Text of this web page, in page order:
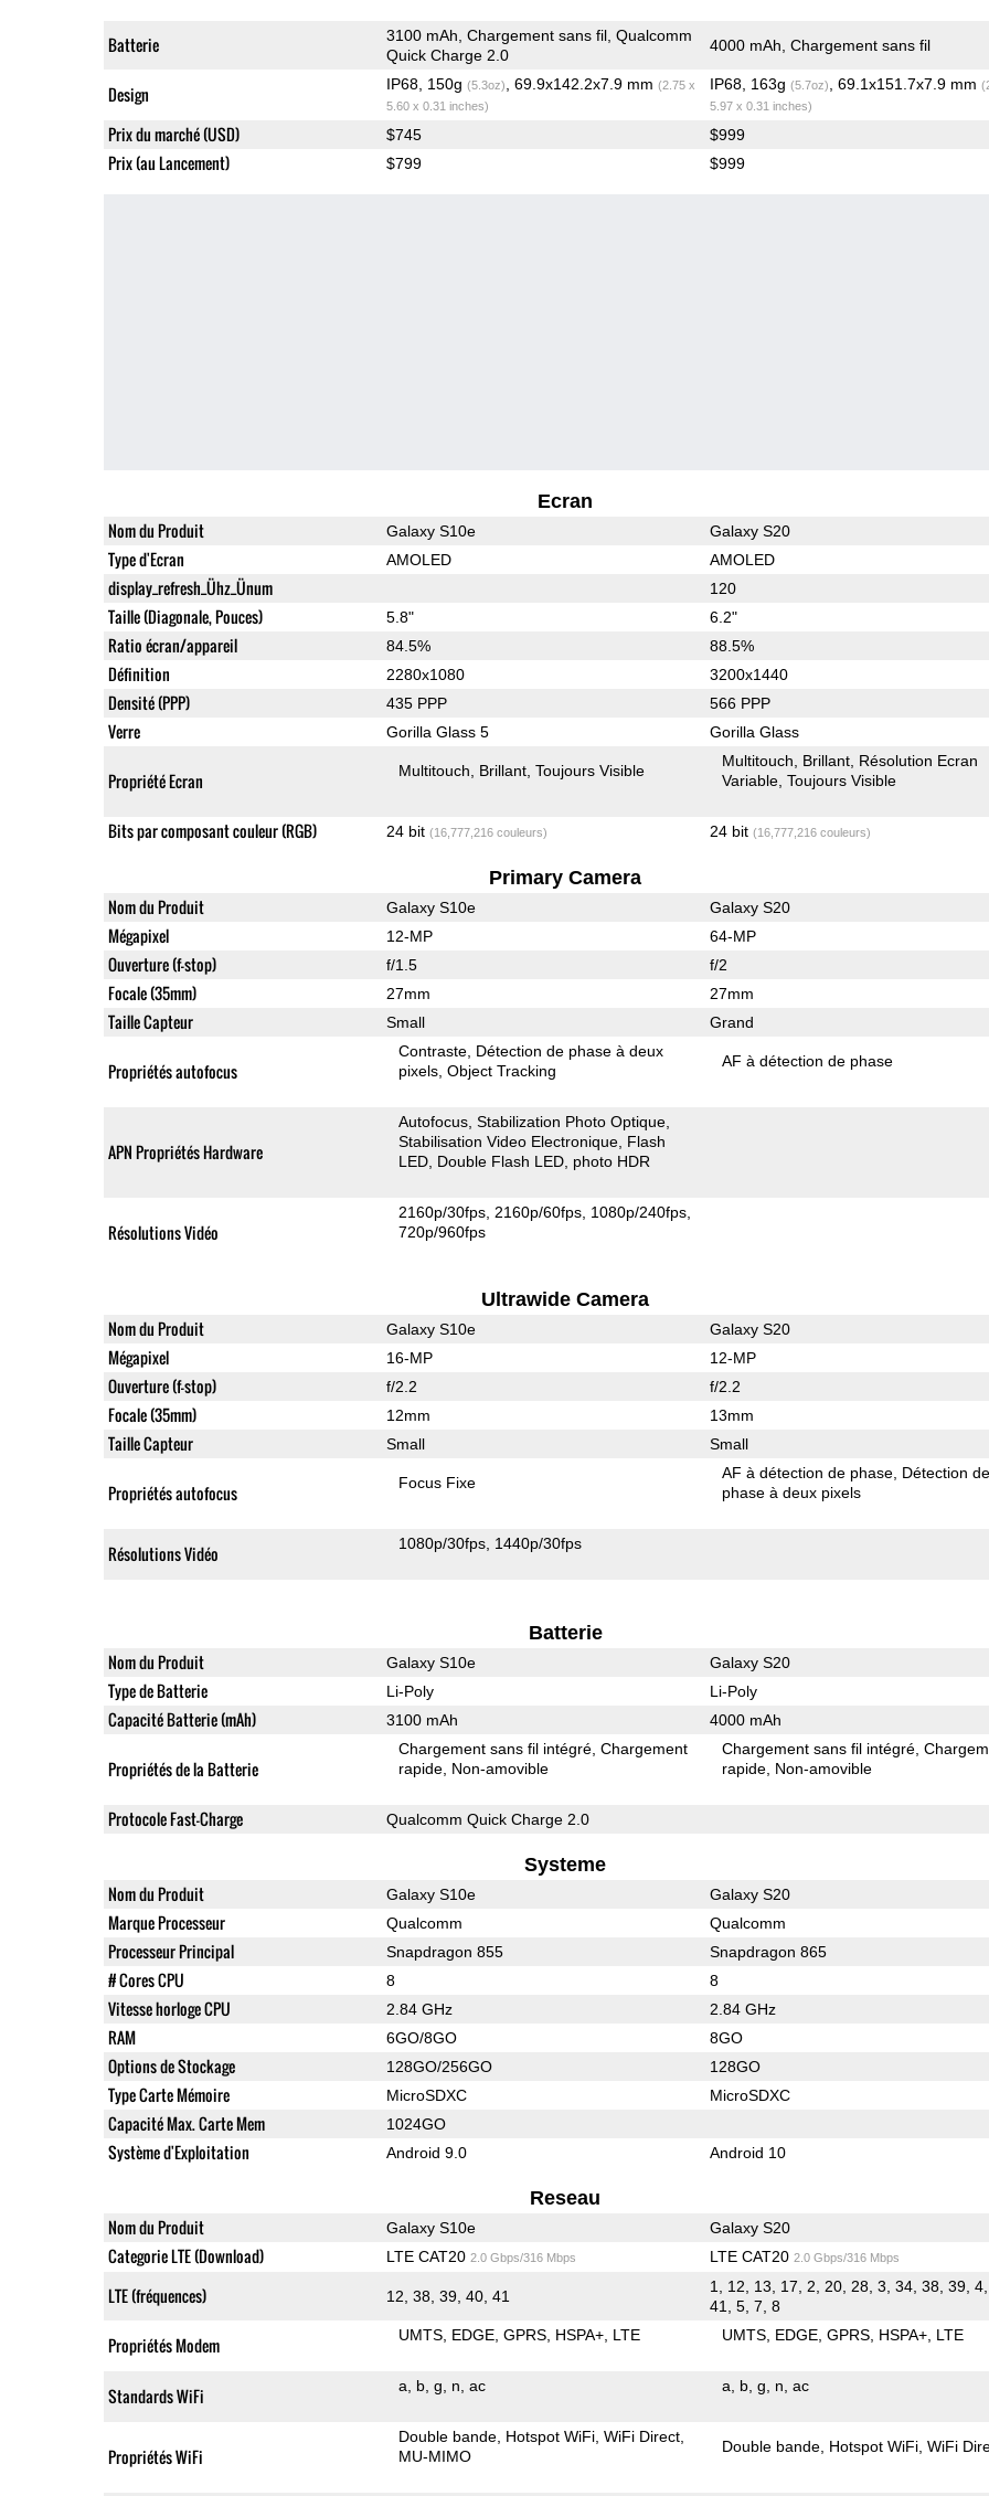
Batterie
3100 mAh, Chargement sans fil, Qualcomm
Quick Charge 2.0
4000 mAh, Chargement sans fil
Design IP68, 150g (5.3oz) , 69.9x142.2x7.9 mm (2.75 x
5.60 x 0.31 inches)
IP68, 163g (5.7oz) , 69.1x151.7x7.9 mm
5.97 x 0.31 inches)
Prix du marché (USD) $745 $999
Prix (au Lancement) $799 $999
Ecran
Nom du Produit Galaxy S10e Galaxy S20
Type d'Ecran AMOLED AMOLED
display_refresh_Ühz_Ünum 120
Taille (Diagonale, Pouces) 5.8" 6.2"
Ratio écran/appareil 84.5% 88.5%
Définition 2280x1080 3200x1440
Densité (PPP) 435 PPP 566 PPP
Verre Gorilla Glass 5 Gorilla Glass
Propriété Ecran Multitouch Brillant Toujours Visible
Multitouch Brillant Résolution Ecran
Variable Toujours Visible
Bits par composant couleur (RGB) 24 bit (16,777,216 couleurs) 24 bit (16,777,216 couleurs)
Primary Camera
Nom du Produit Galaxy S10e Galaxy S20
Mégapixel 12-MP 64-MP
Ouverture (f-stop) f/1.5 f/2
Focale (35mm) 27mm 27mm
Taille Capteur Small Grand
Propriétés autofocus
Contraste Détection de phase à deux
pixels Object Tracking
AF à détection de phase
APN Propriétés Hardware
Autofocus Stabilization Photo Optique
Stabilisation Video Electronique Flash
LED Double Flash LED photo HDR
Résolutions Vidéo
2160p/30fps 2160p/60fps 1080p/240fps
720p/960fps
Ultrawide Camera
Nom du Produit Galaxy S10e Galaxy S20
Mégapixel 16-MP 12-MP
Ouverture (f-stop) f/2.2 f/2.2
Focale (35mm) 12mm 13mm
Taille Capteur Small Small
Propriétés autofocus Focus Fixe
AF à détection de phase Détection
phase à deux pixels
Résolutions Vidéo 1080p/30fps 1440p/30fps
Batterie
Nom du Produit Galaxy S10e Galaxy S20
Type de Batterie Li-Poly Li-Poly
Capacité Batterie (mAh) 3100 mAh 4000 mAh
Propriétés de la Batterie
Chargement sans fil intégré Chargement
rapide Non-amovible
Chargement sans fil intégré
rapide Non-amovible
Protocole Fast-Charge Qualcomm Quick Charge 2.0
Systeme
Nom du Produit Galaxy S10e Galaxy S20
Marque Processeur Qualcomm Qualcomm
Processeur Principal Snapdragon 855 Snapdragon 865
# Cores CPU 8 8
Vitesse horloge CPU 2.84 GHz 2.84 GHz
RAM 6GO/8GO 8GO
Options de Stockage 128GO/256GO 128GO
Type Carte Mémoire MicroSDXC MicroSDXC
Capacité Max. Carte Mem 1024GO
Système d'Exploitation Android 9.0 Android 10
Reseau
Nom du Produit Galaxy S10e Galaxy S20
Categorie LTE (Download) LTE CAT20 2.0 Gbps/316 Mbps LTE CAT20 2.0 Gbps/316 Mbps
LTE (fréquences) 12, 38, 39, 40, 41
1, 12, 13, 17, 2, 20, 28, 3, 34, 38, 39,
41, 5, 7, 8
Propriétés Modem UMTS EDGE GPRS HSPA+ LTE UMTS EDGE GPRS HSPA+ LTE
Standards WiFi a b g n ac a b g n ac
Propriétés WiFi
Double bande Hotspot WiFi WiFi Direct
MU-MIMO
Double bande Hotspot WiFi WiFi